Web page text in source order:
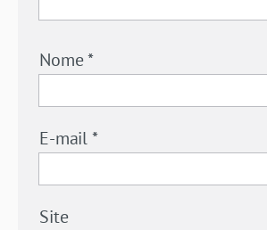
Nome*
E-mail*
Site